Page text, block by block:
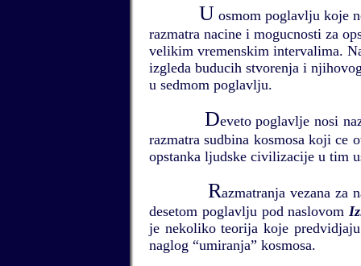
U osmom poglavlju koje
razmatra nacine i mogucnosti za
velikim vremenskim intervalima.
izgleda buducih stvorenja i
u sedmom poglavlju.
Deveto poglavlje nosi
razmatra sudbina kosmosa koji ce
opstanka ljudske civilizacije u tim
Razmatranja vezana za
desetom poglavlju pod naslovom
je nekoliko teorija koje
naglog “umiranja” kosmosa.